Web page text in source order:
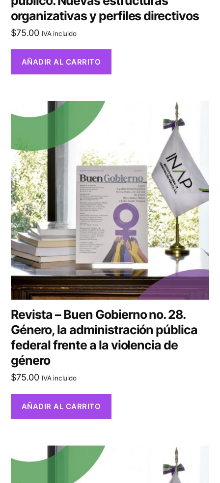
organizativas y perfiles directivos
$75.00 IVA incluido
AÑADIR AL CARRITO
Revista – Buen Gobierno no. 28.
Género, la administración pública
federal frente a la violencia de
género
$75.00 IVA incluido
AÑADIR AL CARRITO